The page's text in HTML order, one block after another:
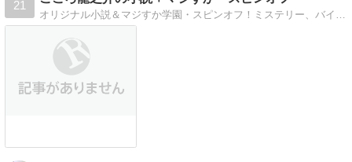
21
オリジナル小説＆マジすか学園・スピンオフ！ミステリー、バイオレンス、2次創作、ＧＬ、官能なんでもありです。